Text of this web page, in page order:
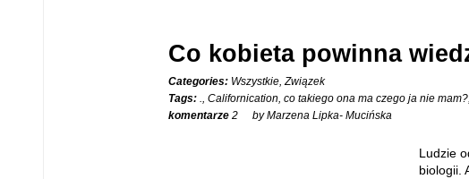
Co kobieta powinna
Categories: Wszystkie,Związek
Tags: ., Californication, co takiego ona ma czego ja nie mam?,
komentarze 2 by Marzena Lipka- Mucińska
Ludzie
biologii.